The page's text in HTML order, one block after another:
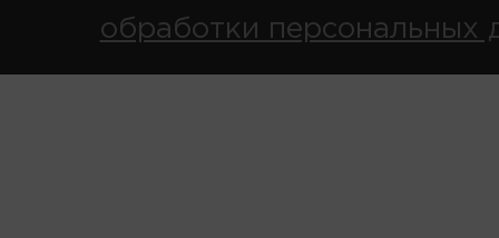
обработки персональных